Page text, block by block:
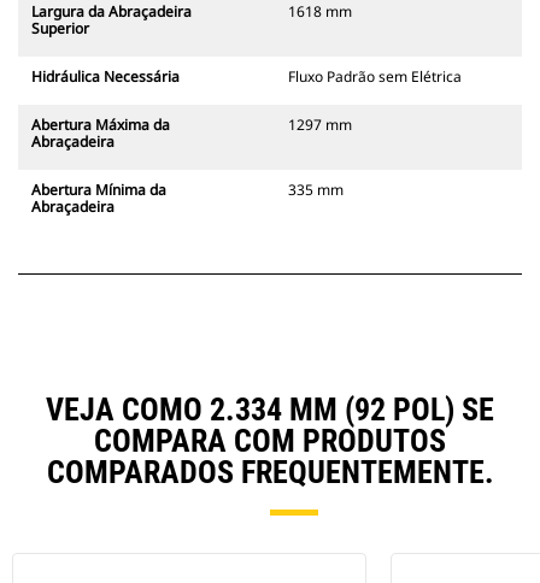
Largura da Abraçadeira
Superior
1618 mm
Hidráulica Necessária Fluxo Padrão sem Elétrica
Abertura Máxima da
Abraçadeira
1297 mm
Abertura Mínima da
Abraçadeira
335 mm
VEJA COMO 2.334 MM (92 POL) SE
COMPARA COM PRODUTOS
COMPARADOS FREQUENTEMENTE.